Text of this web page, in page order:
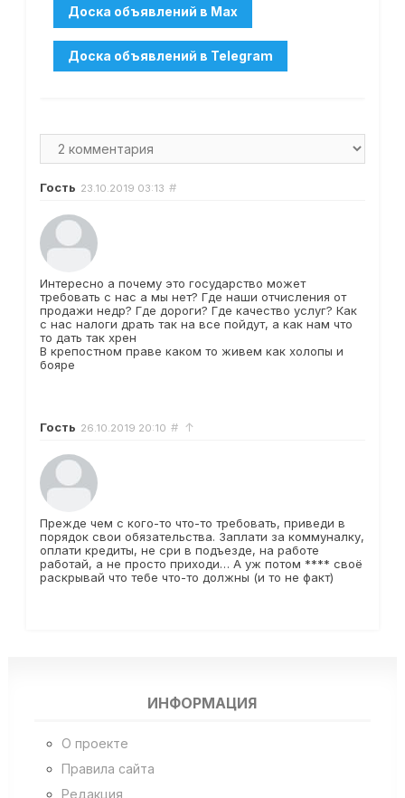
Гость 23.10.2019 03:13 #
Интересно а почему это государство может
требовать с нас а мы нет? Где наши отчисления от
продажи недр? Где дороги? Где качество услуг? Как
с нас налоги драть так на все пойдут, а как нам что
то дать так хрен
В крепостном праве каком то живем как холопы и
бояре
Гость 26.10.2019 20:10 # ↑
Прежде чем с кого-то что-то требовать, приведи в
порядок свои обязательства. Заплати за коммуналку,
оплати кредиты, не сри в подъезде, на работе
работай, а не просто приходи… А уж потом **** своё
раскрывай что тебе что-то должны (и то не факт)
ИНФОРМАЦИЯ
О проекте
Правила сайта
Редакция